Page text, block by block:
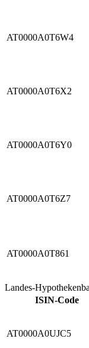
AT0000A0T6W4
AT0000A0T6X2
AT0000A0T6Y0
AT0000A0T6Z7
AT0000A0T861
Landes-
ISIN-Code
AT0000A0UJC5